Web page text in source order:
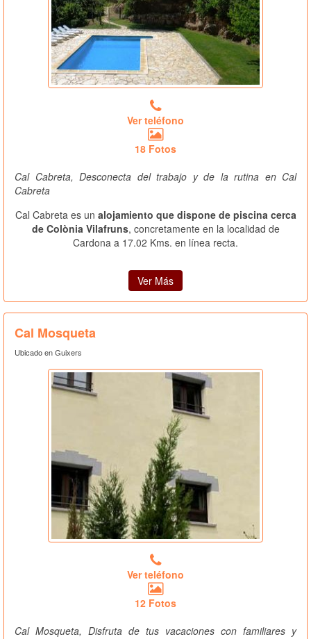
Ver teléfono
18 Fotos
Cal Cabreta, Desconecta del trabajo y de la rutina en Cal
Cabreta
Cal Cabreta es un alojamiento que dispone de piscina cerca
de Colònia Vilafruns, concretamente en la localidad de
Cardona a 17.02 Kms. en línea recta.
Ver Más
Cal Mosqueta
Ubicado en Guixers
Ver teléfono
12 Fotos
Cal Mosqueta, Disfruta de tus vacaciones con familiares y